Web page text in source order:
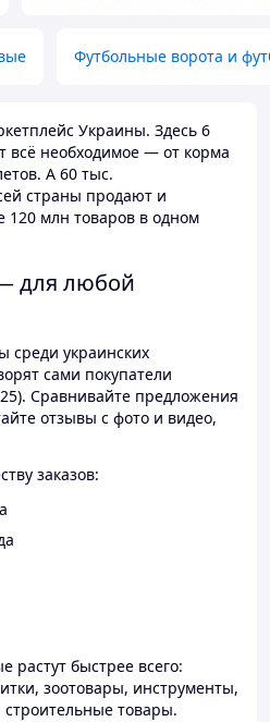
Футбольные ворота и
Украины. Здесь 6
всё необходимое — от корма
А 60 тыс.
страны продают и
120 млн товаров в одном
для любой
среди украинских
сами покупатели
Сравнивайте предложения
отзывы с фото и видео,
заказов:
растут быстрее всего:
зоотовары, инструменты,
товары.